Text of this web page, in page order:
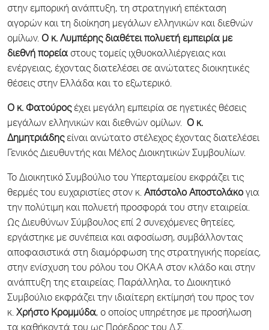
στην εμπορική ανάπτυξη, τη στρατηγική επέκταση
αγορών και τη διοίκηση μεγάλων ελληνικών και διεθνών
ομίλων. Ο κ. Λυμπέρης διαθέτει πολυετή εμπειρία με
διεθνή πορείαστους τομείς ιχθυοκαλλιέργειας και
ενέργειας, έχοντας διατελέσει σε ανώτατες διοικητικές
θέσεις στην Ελλάδα και το εξωτερικό.
Ο κ. Φατούροςέχει μεγάλη εμπειρία σε ηγετικές θέσεις
μεγάλων ελληνικών και διεθνών ομίλων. Ο κ.
Δημητριάδης είναι ανώτατο στέλεχος έχοντας διατελέσει
Γενικός Διευθυντής και Μέλος Διοικητικών Συμβουλίων.
Το Διοικητικό Συμβούλιο του Υπερταμείου εκφράζει τις
θερμές του ευχαριστίες στον κ. Απόστολο Αποστολάκογια
την πολύτιμη και πολυετή προσφορά του στην εταιρεία.
Ως Διευθύνων Σύμβουλος επί 2 συνεχόμενες θητείες,
εργάστηκε με συνέπεια και αφοσίωση, συμβάλλοντας
αποφασιστικά στη διαμόρφωση της στρατηγικής πορείας,
στην ενίσχυση του ρόλου του ΟΚΑΑ στον κλάδο και στην
ανάπτυξη της εταιρείας. Παράλληλα, το Διοικητικό
Συμβούλιο εκφράζει την ιδιαίτερη εκτίμησή του προς τον
κ. Χρήστο Κρομμύδα, ο οποίος υπηρέτησε με προσήλωση